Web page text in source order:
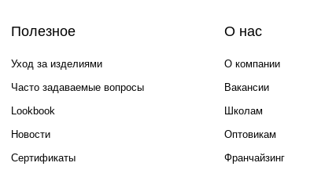
Полезное
Уход за изделиями
Часто задаваемые вопросы
Lookbook
Новости
Сертификаты
О нас
О компании
Вакансии
Школам
Оптовикам
Франчайзинг